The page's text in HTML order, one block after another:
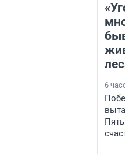
6